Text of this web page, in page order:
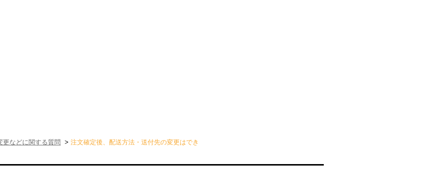
更などに関する質問 > 注文確定後、配送方法・送付先の変更はでき